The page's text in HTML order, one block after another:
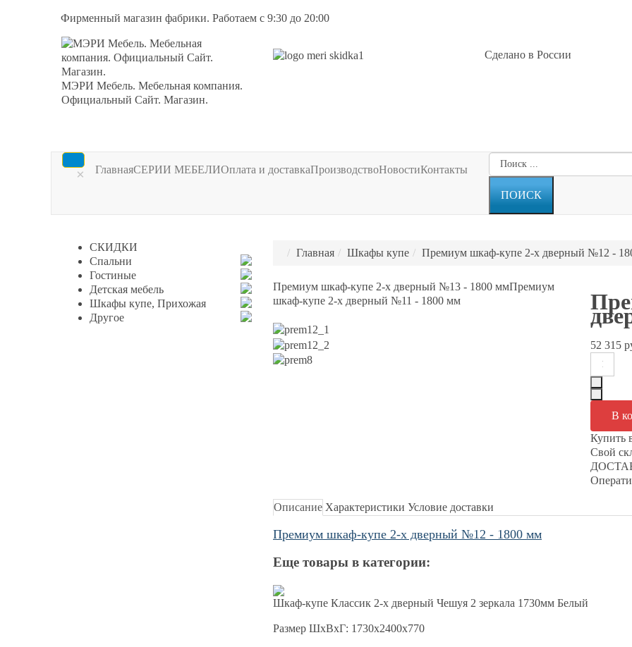
Фирменный магазин фабрики. Работаем с 9:30 до 20:00
МЭРИ Мебель. Мебельная компания.
Официальный Сайт. Магазин.
Сделано в России
× ГлавнаяСЕРИИ МЕБЕЛИОплата и доставкаПроизводствоНовостиКонтакты
Главная Шкафы купе Премиум шкаф-купе 2-х дверный №12 -
Премиум шкаф-купе 2-х дверный №13 - 1800 ммПремиум
шкаф-купе 2-х дверный №11 - 1800 мм
52 315
Купить
Свой
Описание Характеристики Условие доставки
Премиум шкаф-купе 2-х дверный №12 - 1800 мм
Еще товары в категории:
Шкаф-купе Классик 2-х дверный Чешуя 2 зеркала 1730мм Белый
Размер ШхВхГ: 1730х2400х770
СКИДКИ
Спальни
Гостиные
Детская мебель
Шкафы купе, Прихожая
Другое